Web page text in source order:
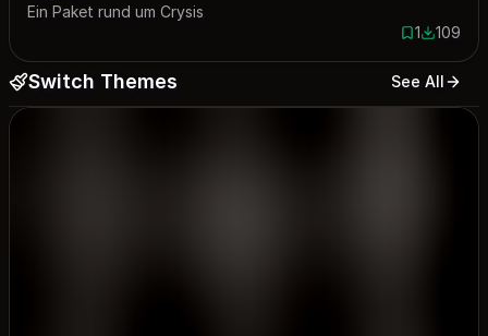
Ein Paket rund um Crysis
1 save
1109109
Switch Themes See All